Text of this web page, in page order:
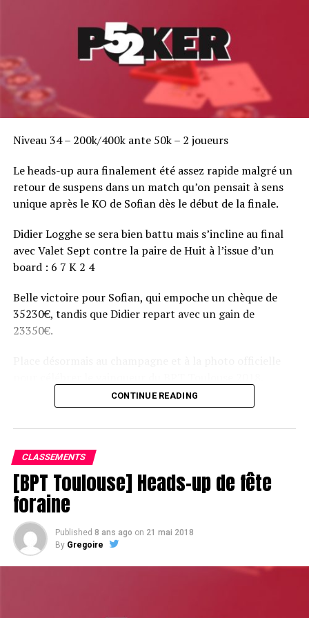
Niveau 34 – 200k/400k ante 50k – 2 joueurs
Le heads-up aura finalement été assez rapide malgré un
retour de suspens dans un match qu’on pensait à sens
unique après le KO de Sofian dès le début de la finale.
Didier Logghe se sera bien battu mais s’incline au final
avec Valet Sept contre la paire de Huit à l’issue d’un
board : 6 7 K 2 4
Belle victoire pour Sofian, qui empoche un chèque de
35230€, tandis que Didier repart avec un gain de
23350€.
CONTINUE READING
CLASSEMENTS
[BPT Toulouse] Heads-up de fête
foraine
Published 8 ans ago on 21 mai 2018
By Gregoire